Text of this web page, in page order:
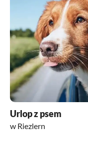
Urlop z psem
w Riezlern